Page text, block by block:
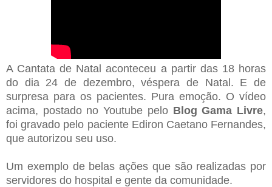
A Cantata de Natal aconteceu a partir das 18 horas
do dia 24 de dezembro, véspera de Natal. E de
surpresa para os pacientes. Pura emoção. O vídeo
acima, postado no Youtube pelo Blog Gama Livre,
foi gravado pelo paciente Ediron Caetano Fernandes,
que autorizou seu uso.
Um exemplo de belas ações que são realizadas por
servidores do hospital e gente da comunidade.